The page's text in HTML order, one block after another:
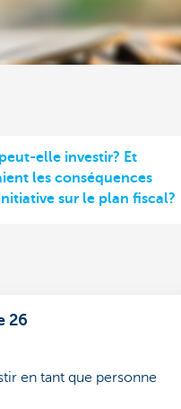
elle investir? Et
les conséquences
sur le plan fiscal?
26
en tant que personne